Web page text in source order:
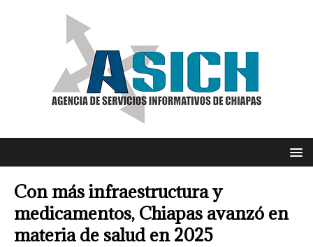
Con más infraestructura y
medicamentos, Chiapas avanzó en
materia de salud en 2025